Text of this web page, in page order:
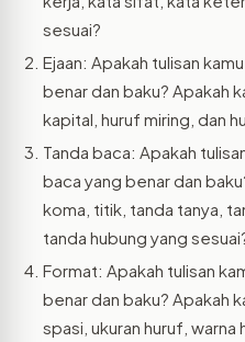
sesuai?
Ejaan: Apakah tulisan
benar dan baku? Apakah
kapital, huruf miring, dan
Tanda baca: Apakah
baca yang benar dan
koma, titik, tanda tanya,
tanda hubung yang
Format: Apakah tulisan
benar dan baku? Apakah
spasi, ukuran huruf, warna